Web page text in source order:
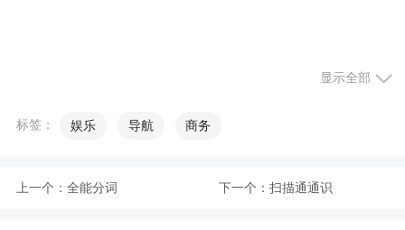
显示全部
标签： 娱乐 导航 商务
上一个： 全能分词 下一个： 扫描通通识